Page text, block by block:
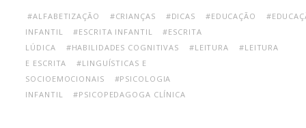
#ALFABETIZAÇÃO #CRIANÇAS #DICAS #EDUCAÇÃO
INFANTIL
#ESCRITA INFANTIL
#ESCRITA
LÚDICA
#HABILIDADES COGNITIVAS #LEITURA
#LEITURA
E ESCRITA
#LINGUÍSTICAS E
SOCIOEMOCIONAIS
#PSICOLOGIA
INFANTIL
#PSICOPEDAGOGA CLÍNICA